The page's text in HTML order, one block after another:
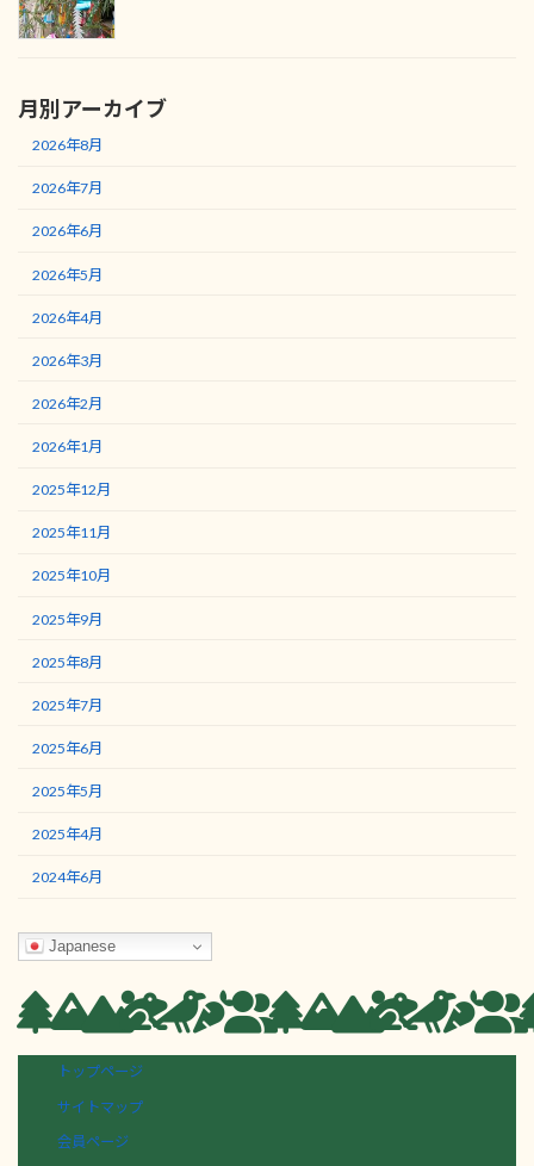
月別アーカイブ
2026年8月
2026年7月
2026年6月
2026年5月
2026年4月
2026年3月
2026年2月
2026年1月
2025年12月
2025年11月
2025年10月
2025年9月
2025年8月
2025年7月
2025年6月
2025年5月
2025年4月
2024年6月
Japanese
トップページ
サイトマップ
会員ページ